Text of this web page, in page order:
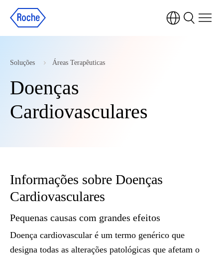
Soluções Áreas Terapêuticas
Doenças
Cardiovasculares
Informações sobre Doenças
Cardiovasculares
Pequenas causas com grandes efeitos
Doença cardiovascular é um termo genérico que
designa todas as alterações patológicas que afetam o